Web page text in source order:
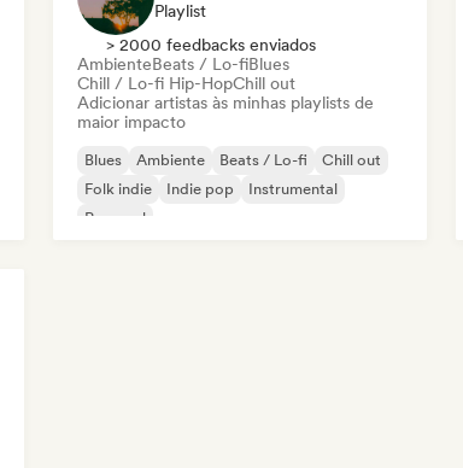
Playlist
> 2000 feedbacks enviados
AmbienteBeats / Lo-fiBlues
Chill / Lo-fi Hip-HopChill out
Adicionar artistas às minhas playlists de
maior impacto
Blues Ambiente Beats / Lo-fi
Chill out
Folk indie
Indie pop
Instrumental
Pop soul